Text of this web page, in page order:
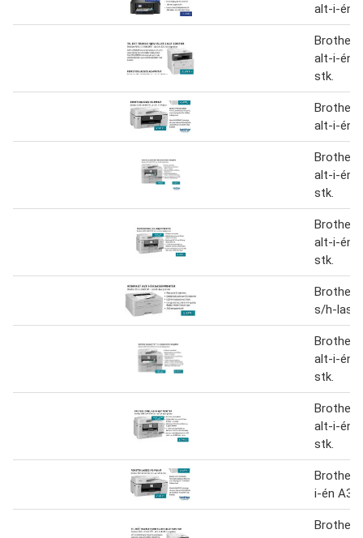
alt-i-én
Brother
alt-i-én
stk.
Brother
alt-i-én
Brother
alt-i-én
stk.
Brother
alt-i-én
stk.
Brother
s/h-
Brother
alt-i-én
stk.
Brother
alt-i-én
stk.
Brother
i-én A3
Brother